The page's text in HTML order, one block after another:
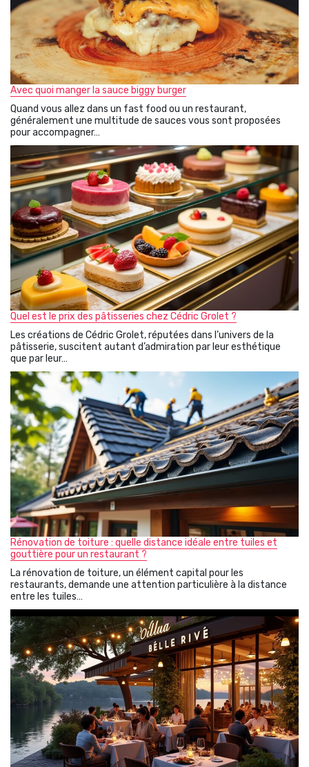
Avec quoi manger la sauce biggy burger
Quand vous allez dans un fast food ou un restaurant,
généralement une multitude de sauces vous sont proposées
pour accompagner…
Quel est le prix des pâtisseries chez Cédric Grolet ?
Les créations de Cédric Grolet, réputées dans l’univers de la
pâtisserie, suscitent autant d’admiration par leur esthétique
que par leur…
Rénovation de toiture : quelle distance idéale entre tuiles et
gouttière pour un restaurant ?
La rénovation de toiture, un élément capital pour les
restaurants, demande une attention particulière à la distance
entre les tuiles…